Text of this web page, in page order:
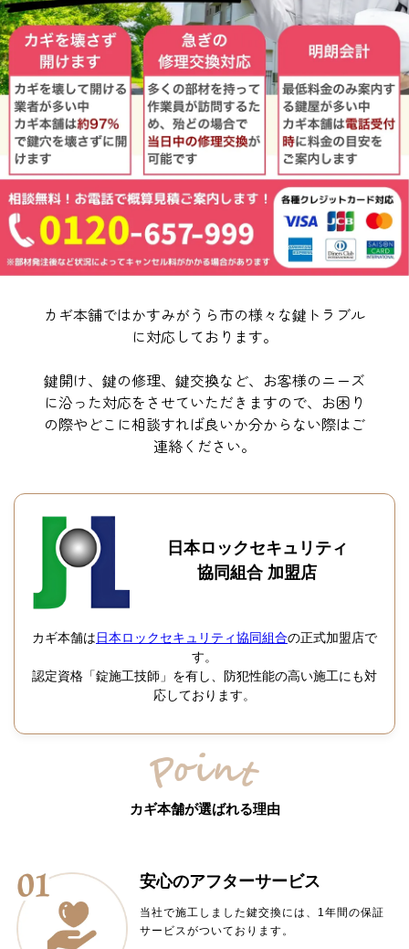
カギ本舗ではかすみがうら市の様々な鍵トラブル
に対応しております。
鍵開け、鍵の修理、鍵交換など、お客様のニーズ
に沿った対応をさせていただきますので、お困り
の際やどこに相談すれば良いか分からない際はご
連絡ください。
日本ロックセキュリティ
協同組合 加盟店
カギ本舗は日本ロックセキュリティ協同組合の正式加盟店で
す。
認定資格「錠施工技師」を有し、防犯性能の高い施工にも対
応しております。
カギ本舗が選ばれる理由
安心のアフターサービス
当社で施工しました鍵交換には、1年間の保証
サービスがついております。